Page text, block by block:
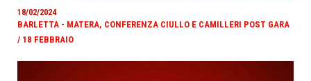
18/02/2024
BARLETTA - MATERA, CONFERENZA CIULLO E CAMILLERI POST GARA
/ 18 FEBBRAIO